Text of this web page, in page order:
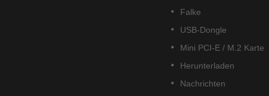
Falke
USB-Dongle
Mini PCI-E / M.2 Karte
Herunterladen
Nachrichten